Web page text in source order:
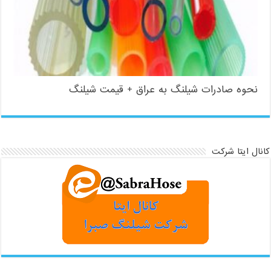
نحوه صادرات شیلنگ به عراق + قیمت شیلنگ
کانال ایتا شرکت